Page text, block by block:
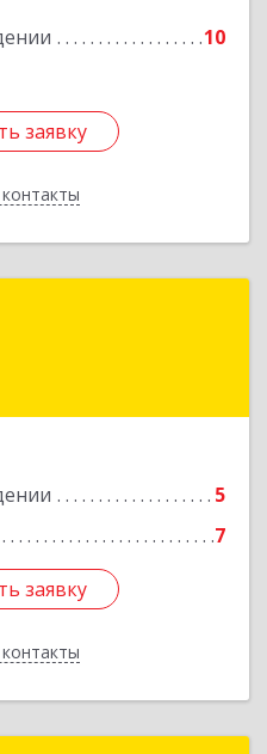
10
заявку
заявку
5
7
заявку
обл, Дмитровский р-н,
заявку